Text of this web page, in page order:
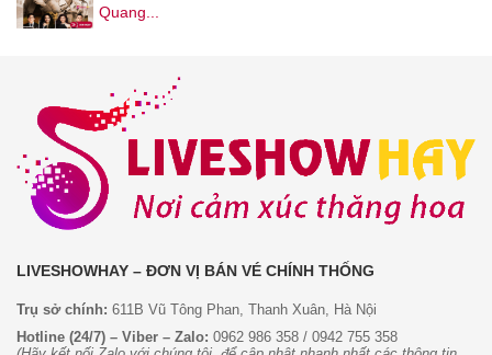
Quang...
LIVESHOWHAY – ĐƠN VỊ BÁN VÉ CHÍNH THỐNG
Trụ sở chính: 611B Vũ Tông Phan, Thanh Xuân, Hà Nội
Hotline (24/7) – Viber – Zalo: 0962 986 358 / 0942 755 358